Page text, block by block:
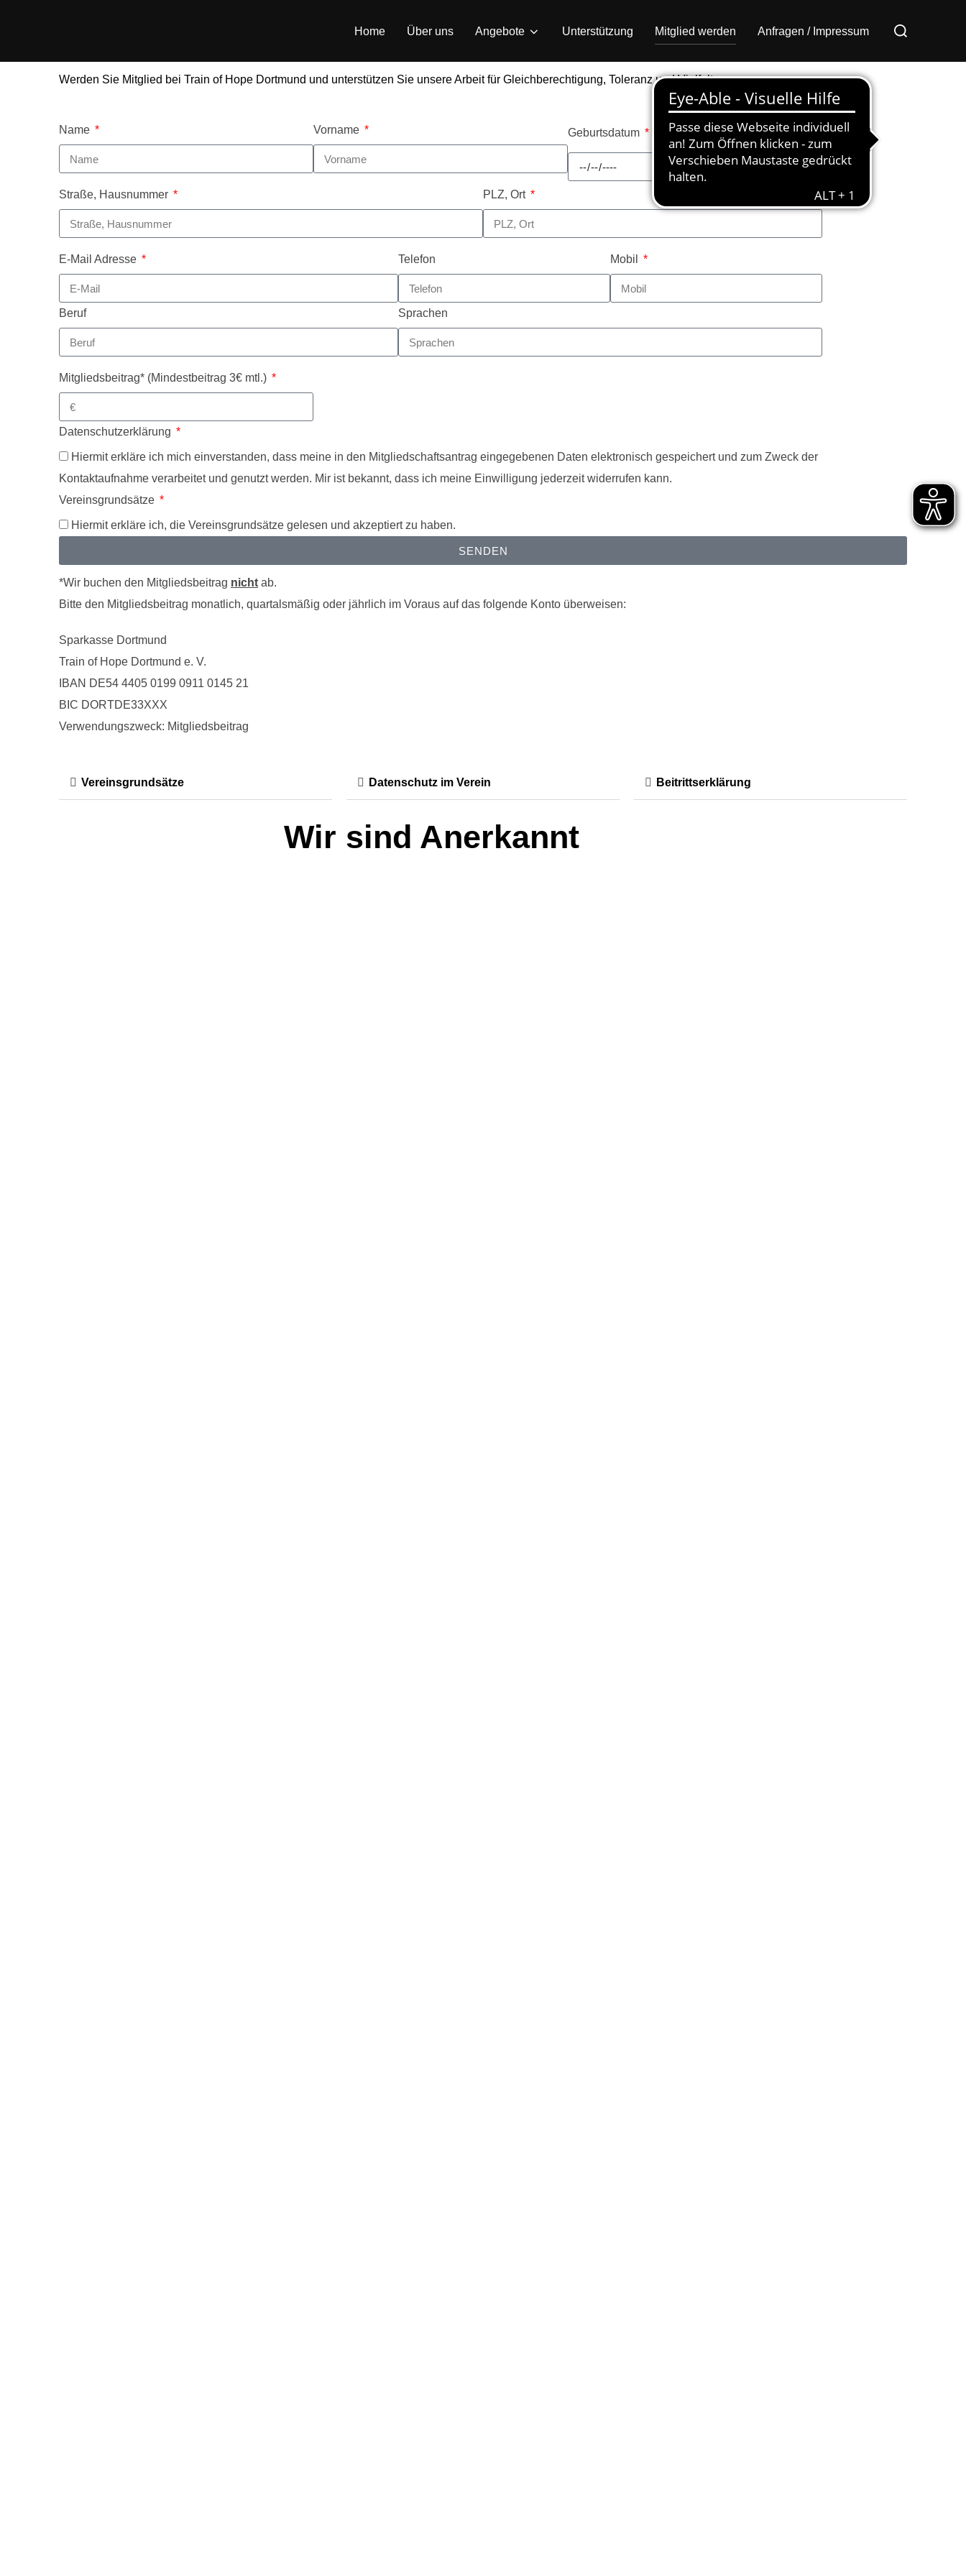
Home Über uns Angebote Unterstützung Mitglied werden Anfragen / Impressum
Werden Sie Mitglied bei Train of Hope Dortmund und unterstützen Sie unsere Arbeit für Gleichberechtigung, Toleranz und Vielfalt.
Name Vorname Geburtsdatum
Straße, Hausnummer PLZ, Ort
E-Mail Adresse Telefon Mobil
Beruf Sprachen
Mitgliedsbeitrag* (Mindestbeitrag 3€ mtl.)
Datenschutzerklärung
Hiermit erkläre ich mich einverstanden, dass meine in den Mitgliedschaftsantrag eingegebenen Daten elektronisch gespeichert und zum Zweck der
Kontaktaufnahme verarbeitet und genutzt werden. Mir ist bekannt, dass ich meine Einwilligung jederzeit widerrufen kann.
Vereinsgrundsätze
Hiermit erkläre ich, die Vereinsgrundsätze gelesen und akzeptiert zu haben.
SENDEN
*Wir buchen den Mitgliedsbeitrag nicht ab.
Bitte den Mitgliedsbeitrag monatlich, quartalsmäßig oder jährlich im Voraus auf das folgende Konto überweisen:
Sparkasse Dortmund
Train of Hope Dortmund e. V.
IBAN DE54 4405 0199 0911 0145 21
BIC DORTDE33XXX
Verwendungszweck: Mitgliedsbeitrag
Vereinsgrundsätze Datenschutz im Verein Beitrittserklärung
Wir sind Anerkannt